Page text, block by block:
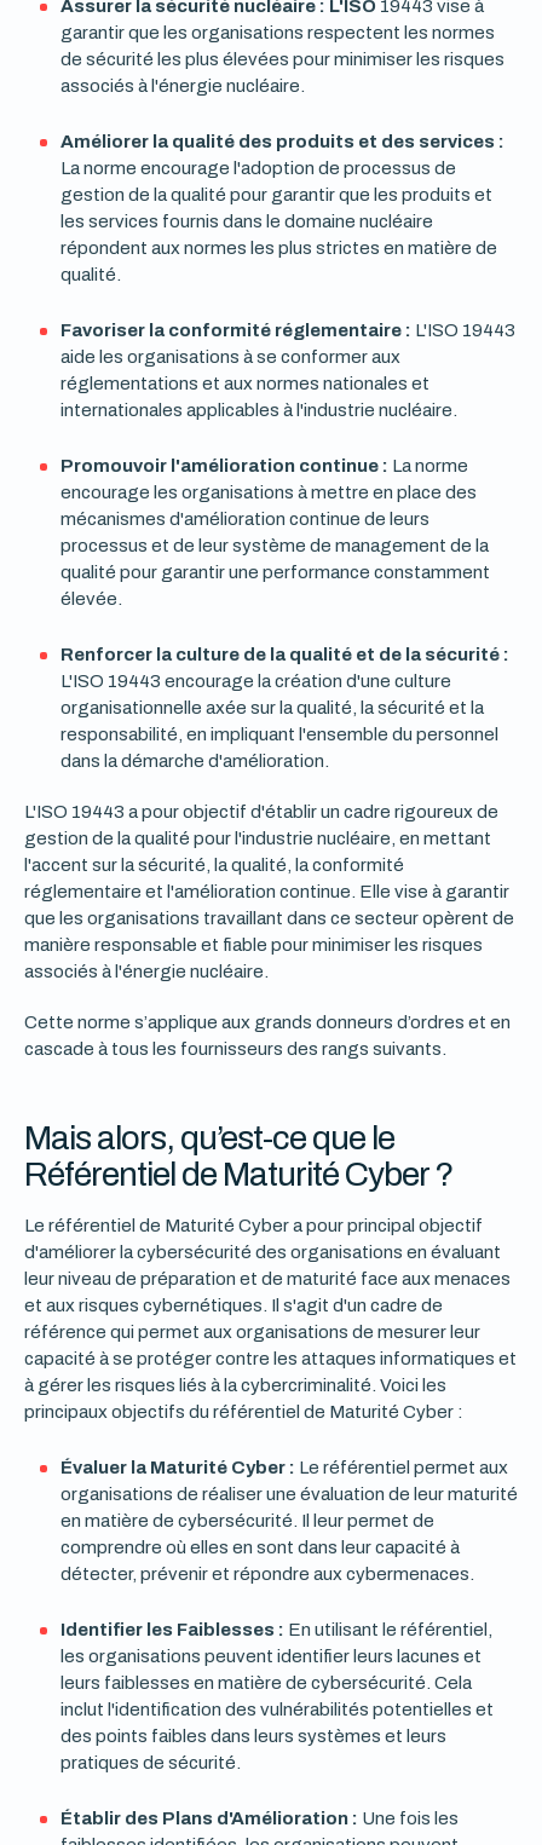
Assurer la sécurité nucléaire : L'ISO 19443 vise à
garantir que les organisations respectent les normes
de sécurité les plus élevées pour minimiser les risques
associés à l'énergie nucléaire.
Améliorer la qualité des produits et des services :
La norme encourage l'adoption de processus de
gestion de la qualité pour garantir que les produits et
les services fournis dans le domaine nucléaire
répondent aux normes les plus strictes en matière de
qualité.
Favoriser la conformité réglementaire : L'ISO 19443
aide les organisations à se conformer aux
réglementations et aux normes nationales et
internationales applicables à l'industrie nucléaire.
Promouvoir l'amélioration continue : La norme
encourage les organisations à mettre en place des
mécanismes d'amélioration continue de leurs
processus et de leur système de management de la
qualité pour garantir une performance constamment
élevée.
Renforcer la culture de la qualité et de la sécurité :
L'ISO 19443 encourage la création d'une culture
organisationnelle axée sur la qualité, la sécurité et la
responsabilité, en impliquant l'ensemble du personnel
dans la démarche d'amélioration.
L'ISO 19443 a pour objectif d'établir un cadre rigoureux de
gestion de la qualité pour l'industrie nucléaire, en mettant
l'accent sur la sécurité, la qualité, la conformité
réglementaire et l'amélioration continue. Elle vise à garantir
que les organisations travaillant dans ce secteur opèrent de
manière responsable et fiable pour minimiser les risques
associés à l'énergie nucléaire.
Cette norme s’applique aux grands donneurs d’ordres et en
cascade à tous les fournisseurs des rangs suivants.
Mais alors, qu’est-ce que le
Référentiel de Maturité Cyber ?
Le référentiel de Maturité Cyber a pour principal objectif
d'améliorer la cybersécurité des organisations en évaluant
leur niveau de préparation et de maturité face aux menaces
et aux risques cybernétiques. Il s'agit d'un cadre de
référence qui permet aux organisations de mesurer leur
capacité à se protéger contre les attaques informatiques et
à gérer les risques liés à la cybercriminalité. Voici les
principaux objectifs du référentiel de Maturité Cyber :
Évaluer la Maturité Cyber : Le référentiel permet aux
organisations de réaliser une évaluation de leur maturité
en matière de cybersécurité. Il leur permet de
comprendre où elles en sont dans leur capacité à
détecter, prévenir et répondre aux cybermenaces.
Identifier les Faiblesses : En utilisant le référentiel,
les organisations peuvent identifier leurs lacunes et
leurs faiblesses en matière de cybersécurité. Cela
inclut l'identification des vulnérabilités potentielles et
des points faibles dans leurs systèmes et leurs
pratiques de sécurité.
Établir des Plans d'Amélioration : Une fois les